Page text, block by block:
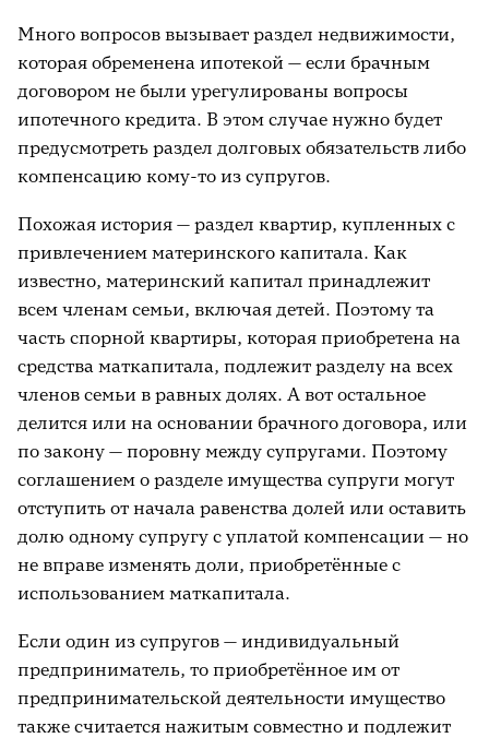
Много вопросов вызывает раздел недвижимости,
которая обременена ипотекой — если брачным
договором не были урегулированы вопросы
ипотечного кредита. В этом случае нужно будет
предусмотреть раздел долговых обязательств либо
компенсацию кому-то из супругов.
Похожая история — раздел квартир, купленных с
привлечением материнского капитала. Как
известно, материнский капитал принадлежит
всем членам семьи, включая детей. Поэтому та
часть спорной квартиры, которая приобретена на
средства маткапитала, подлежит разделу на всех
членов семьи в равных долях. А вот остальное
делится или на основании брачного договора, или
по закону — поровну между супругами. Поэтому
соглашением о разделе имущества супруги могут
отступить от начала равенства долей или оставить
долю одному супругу с уплатой компенсации — но
не вправе изменять доли, приобретённые с
использованием маткапитала.
Если один из супругов — индивидуальный
предприниматель, то приобретённое им от
предпринимательской деятельности имущество
также считается нажитым совместно и подлежит